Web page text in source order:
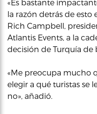
«Es bastante
la razón detrás de esto
Rich Campbell,
Atlantis Events, a la
decisión de Turquía de
«Me preocupa mucho
elegir a qué turistas se
no», añadió.